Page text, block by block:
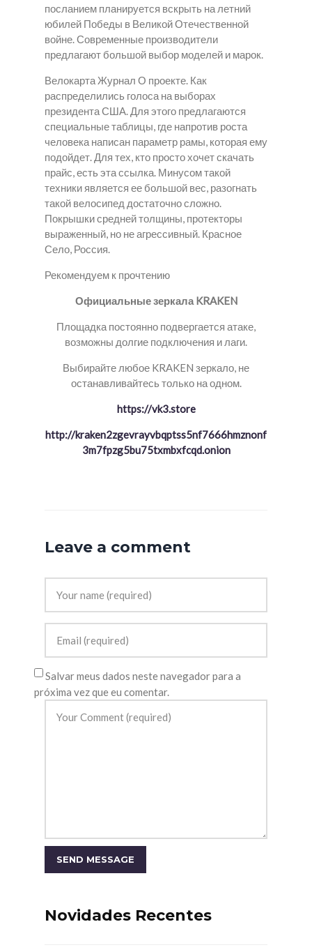
посланием планируется вскрыть на летний
юбилей Победы в Великой Отечественной
войне. Современные производители
предлагают большой выбор моделей и марок.
Велокарта Журнал О проекте. Как
распределились голоса на выборах
президента США. Для этого предлагаются
специальные таблицы, где напротив роста
человека написан параметр рамы, которая ему
подойдет. Для тех, кто просто хочет скачать
прайс, есть эта ссылка. Минусом такой
техники является ее большой вес, разогнать
такой велосипед достаточно сложно.
Покрышки средней толщины, протекторы
выраженный, но не агрессивный. Красное
Село, Россия.
Рекомендуем к прочтению
Официальные зеркала KRAKEN
Площадка постоянно подвергается атаке,
возможны долгие подключения и лаги.
Выбирайте любое KRAKEN зеркало, не
останавливайтесь только на одном.
https://vk3.store
http://kraken2zgevrayvbqptss5nf7666hmznonf
3m7fpzg5bu75txmbxfcqd.onion
Leave a comment
Salvar meus dados neste navegador para a
próxima vez que eu comentar.
Novidades Recentes